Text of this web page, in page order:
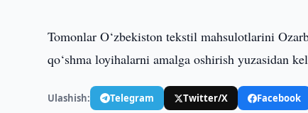
Tomonlar O‘zbekiston tekstil mahsulotlarini
qo‘shma loyihalarni amalga oshirish yuzasidan
Ulashish: Telegram Twitter/X Facebook